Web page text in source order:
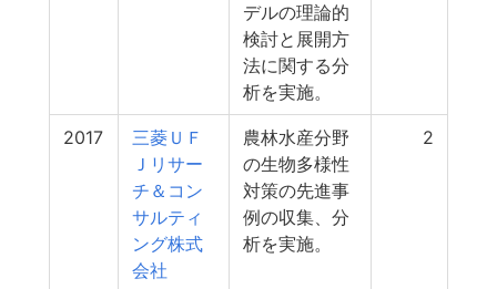
デルの理論的
検討と展開方
法に関する分
析を実施。
2017
三菱ＵＦ
Ｊリサー
チ＆コン
サルティ
ング株式
会社
農林水産分野
の生物多様性
対策の先進事
例の収集、分
析を実施。
2